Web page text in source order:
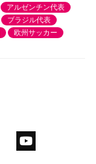
アルゼンチン代表
ブラジル代表
欧州サッカー